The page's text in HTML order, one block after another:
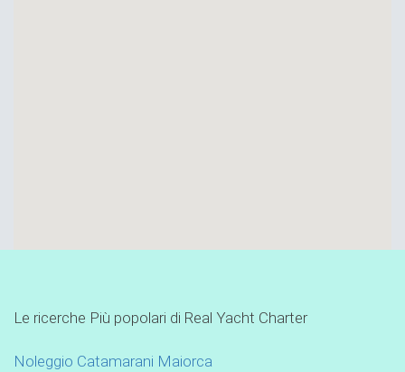
Le ricerche Più popolari di Real Yacht Charter
Noleggio Catamarani Maiorca